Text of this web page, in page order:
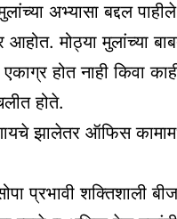
अभ्यासा बद्दल
आहोत. मोठ्या मुलांच्या
होत नाही किवा
होते.
झालेतर ऑफिस
प्रभावी शक्तिशाली